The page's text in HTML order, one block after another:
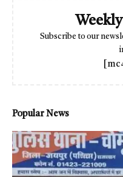
Subscribe to our
Popular News